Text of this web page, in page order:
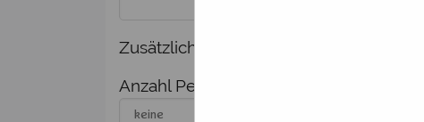
Zusätzlich melde ich weitere Personen
Anzahl Personen